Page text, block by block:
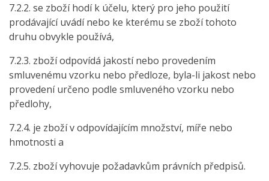
7.2.2. se zboží hodí k účelu, který pro jeho použití
prodávající uvádí nebo ke kterému se zboží tohoto
druhu obvykle používá,
7.2.3. zboží odpovídá jakostí nebo provedením
smluvenému vzorku nebo předloze, byla-li jakost nebo
provedení určeno podle smluveného vzorku nebo
předlohy,
7.2.4. je zboží v odpovídajícím množství, míře nebo
hmotnosti a
7.2.5. zboží vyhovuje požadavkům právních předpisů.